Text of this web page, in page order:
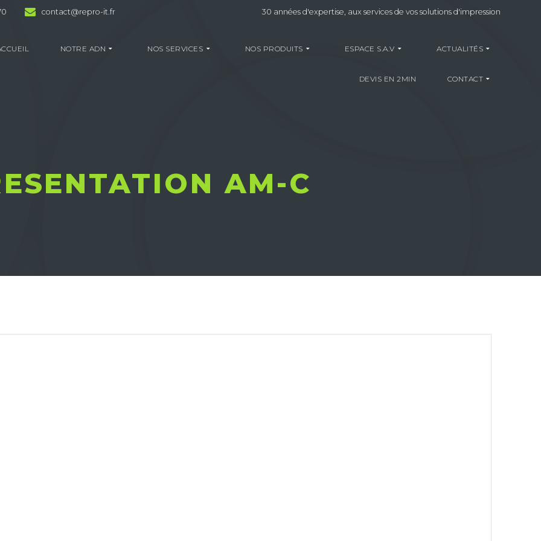
contact@repro-it.fr 30 années d'expertise, aux services de vos solutions d'impression
NOTRE ADN NOS SERVICES NOS PRODUITS ESPACE S.A.V ACTUALITÉS
DEVIS EN 2MIN CONTACT
AM-C